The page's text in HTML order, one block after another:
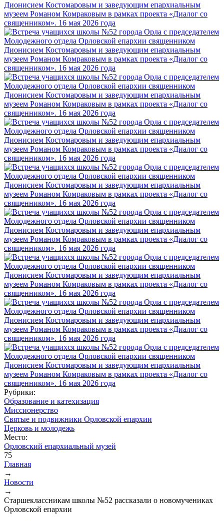
Рубрики:
Образование и катехизация
Миссионерство
Святые и подвижники Орловской епархии
Церковь и молодежь
Место:
Орловский епархиальный музей
75
Вы здесь
Главная
→
Новости
→
Старшеклассникам школы №52 рассказали о новомучениках
Орловской епархии